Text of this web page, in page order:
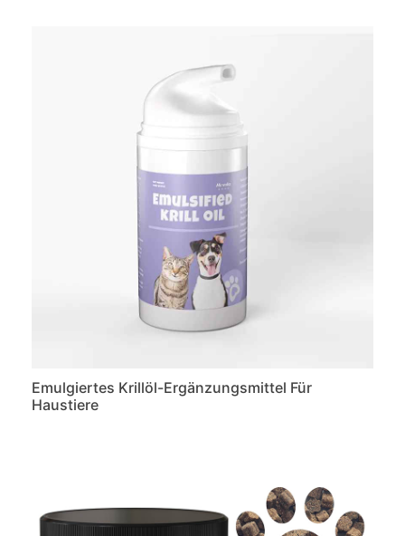
Emulgiertes Krillöl-Ergänzungsmittel Für
Haustiere